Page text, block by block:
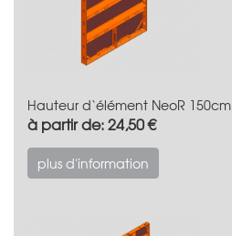
Hauteur d‘élément NeoR 150cm
à partir de: 24,50 €
plus d'information